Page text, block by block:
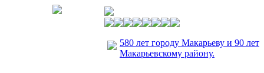
580 лет городу Макарьеву и 90 лет
Макарьевскому району.